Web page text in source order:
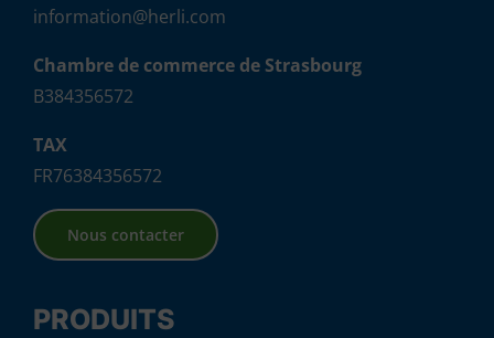
information@herli.com
Chambre de commerce de Strasbourg
B384356572
TAX
FR76384356572
Nous contacter
PRODUITS